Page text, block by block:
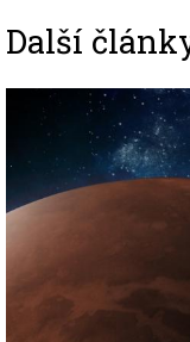
Další
Image